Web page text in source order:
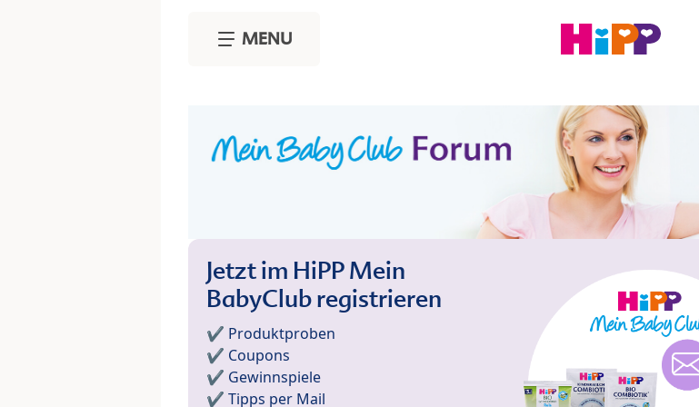
MENU
Jetzt im HiPP Mein
BabyClub registrieren
✔️ Produktproben
✔️ Coupons
✔️ Gewinnspiele
✔️ Tipps per Mail